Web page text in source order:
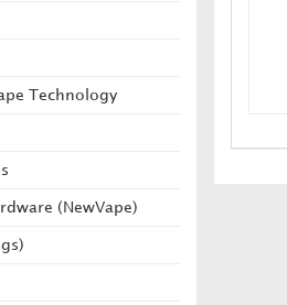
Technology
(NewVape)